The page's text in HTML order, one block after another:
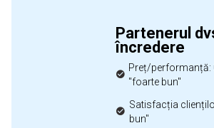
Partenerul
încredere
Preț/performanță:
"foarte bun"
Satisfacția
bun"